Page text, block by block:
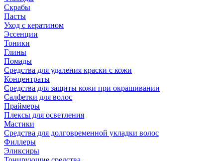
Скрабы
Пасты
Уход с кератином
Эссенции
Тоники
Глины
Помады
Средства для удаления краски с кожи
Концентраты
Средства для защиты кожи при окрашивании
Салфетки для волос
Праймеры
Плексы для осветления
Мастики
Средства для долговременной укладки волос
Филлеры
Эликсиры